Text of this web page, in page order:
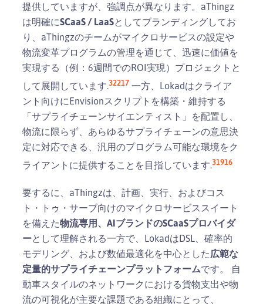
提供していますが、強調点が異なります。aThingz
は明確にSCaaS / LaaSとしてブランディングしてお
り、aThingzのチームがマイクロサービスの設定や
物流変革プログラムの管理を通じて、迅速に価値を
実現する（例：6週間でのROI実現）プロジェクトと
して展開しています.32217 一方、Lokadはクライア
ント向けにEnvisionスクリプトを構築・維持する
「サプライチェーンサイエンティスト」を配置し、
物流に限らず、あらゆるサプライチェーンの意思決
定に対応できる、汎用のプログラム可能な環境をク
ライアントに提供することを目指しています.31916
要するに、aThingzは、計画、実行、およびコス
ト・トゥ・サーブ向けのマイクロサービススイート
を備えた物流専用、AIブランドのSCaaSプロバイダ
ーとして理解される一方で、LokadはDSL、確率的
モデリング、および数値最適化を中心とした広範な
定量的サプライチェーンプラットフォームです。 自
動車スタイルのネットワークにおける貨物支出や物
流の可視化が主要な課題である組織にとって、